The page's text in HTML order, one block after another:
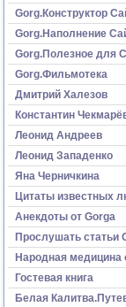
Gorg.Конструктор
Gorg.Наполнение
Gorg.Полезное для
Gorg.Фильмотека
Дмитрий Халезов
Константин
Леонид Андреев
Леонид Западенко
Яна Черничкина
Цитаты известных
Анекдоты от Gorga
Прослушать статьи
Народная медицина
Гостевая книга
Белая